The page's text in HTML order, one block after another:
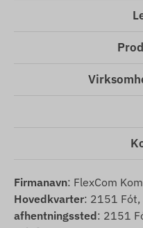
Firmanavn: FlexCom
Hovedkvarter: 2151 Fót,
afhentningssted: 2151